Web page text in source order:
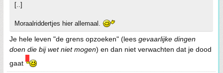
[..]
Moraalriddertjes hier allemaal.
Je hele leven "de grens opzoeken" (lees gevaarlijke dingen
doen die bij wet niet mogen) en dan niet verwachten dat je dood
gaat